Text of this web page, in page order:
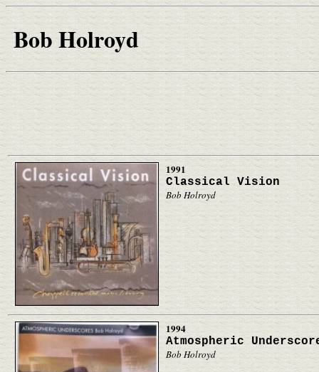
Bob Holroyd
1991
Classical Vision
Bob Holroyd
1994
Atmospheric
Bob Holroyd